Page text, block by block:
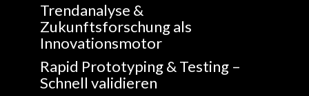
Trendanalyse &
Zukunftsforschung als
Innovationsmotor
Rapid Prototyping & Testing –
Schnell validieren